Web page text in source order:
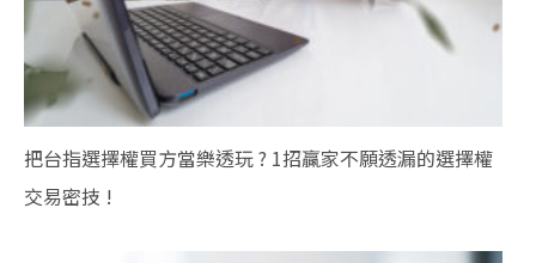
把台指選擇權買方當樂透玩 ? 1招贏家不願透漏的選擇權
交易密技 !